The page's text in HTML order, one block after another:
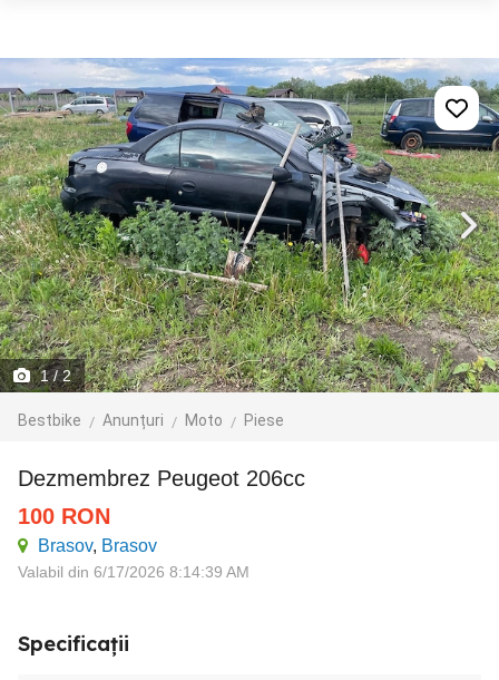
1/ 2
Bestbike Anunțuri Moto Piese
Dezmembrez Peugeot 206cc
100 RON
Brasov, Brasov
Valabil din 6/17/2026 8:14:39 AM
Specificații